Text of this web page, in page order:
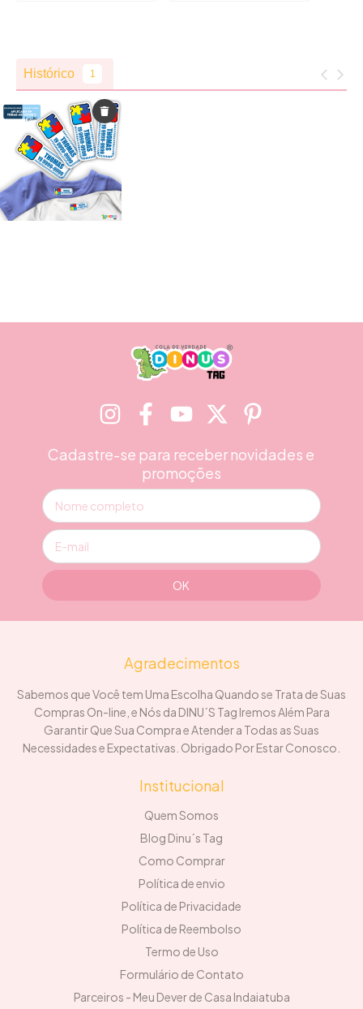
Cadastre-se para receber novidades e
promoções
Agradecimentos
Sabemos que Você tem Uma Escolha Quando se Trata de Suas
Compras On-line, e Nós da DINU´S Tag Iremos Além Para
Garantir Que Sua Compra e Atender a Todas as Suas
Necessidades e Expectativas. Obrigado Por Estar Conosco.
Institucional
Quem Somos
Blog Dinu´s Tag
Como Comprar
Política de envio
Política de Privacidade
Política de Reembolso
Termo de Uso
Formulário de Contato
Parceiros - Meu Dever de Casa Indaiatuba